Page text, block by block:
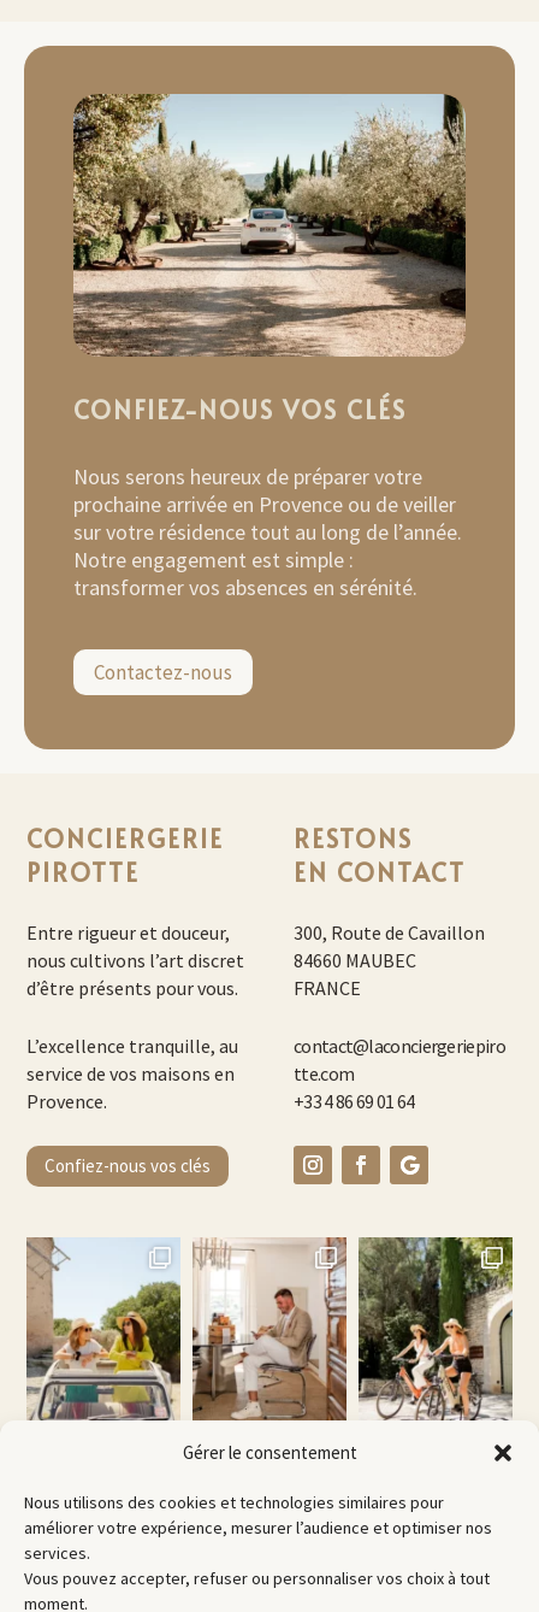
Gérer le consentement
Nous utilisons des cookies et technologies similaires pour
améliorer votre expérience, mesurer l’audience et optimiser nos
services.
Vous pouvez accepter, refuser ou personnaliser vos choix à tout
moment.
CONFIEZ-NOUS VOS CLÉS
Nous serons heureux de préparer votre
prochaine arrivée en Provence ou de veiller
sur votre résidence tout au long de l’année.
Notre engagement est simple :
transformer vos absences en sérénité.
Contactez-nous
CONCIERGERIE
PIROTTE
Entre rigueur et douceur,
nous cultivons l’art discret
d’être présents pour vous.
L’excellence tranquille, au
service de vos maisons en
Provence.
Confiez-nous vos clés
RESTONS
EN CONTACT
300, Route de Cavaillon
84660 MAUBEC
FRANCE
contact@laconciergeriepiro
tte.com
+33 4 86 69 01 64